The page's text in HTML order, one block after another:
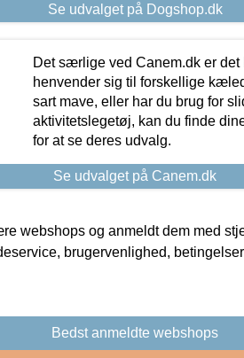
Se udvalget på Dogshop.dk
Det særlige ved Canem.dk er det
henvender sig til forskellige
sart mave, eller har du brug for
aktivitetslegetøj, kan du finde
for at se deres udvalg.
Se udvalget på Canem.dk
webshops og anmeldt dem med
brugervenlighed,
Bedst anmeldte webshops